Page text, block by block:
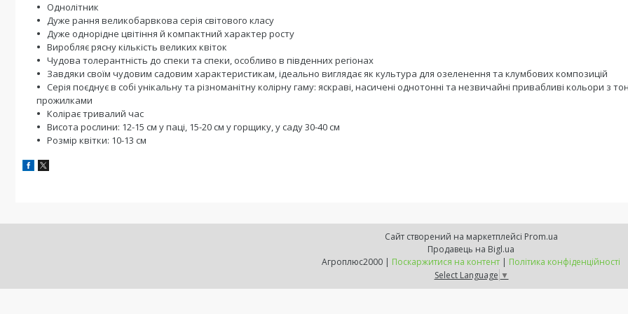
Однолітник
Дуже рання великобарвкова серія світового класу
Дуже однорідне цвітіння й компактний характер росту
Виробляє рясну кількість великих квіток
Чудова толерантність до спеки та спеки, особливо в південних регіонах
Завдяки своїм чудовим садовим характеристикам, ідеально виглядає як культура для озеленення та клумбових композицій
Серія поєднує в собі унікальну та різноманітну колірну гаму: яскраві, насичені однотонні та незвичайні привабливі кольори з
прожилками
Колірає тривалий час
Висота рослини: 12-15 см у паці, 15-20 см у горщику, у саду 30-40 см
Розмір квітки: 10-13 см
Сайт створений на маркетплейсі Prom.ua
Продавець на Bigl.ua
Агроплюс2000 | Поскаржитися на контент | Політика конфіденційності
Select Language ▼